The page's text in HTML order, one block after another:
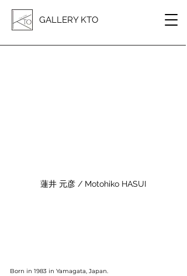
GALLERY KTO
蓮井 元彦 / Motohiko HASUI
Born in 1983 in Yamagata, Japan.